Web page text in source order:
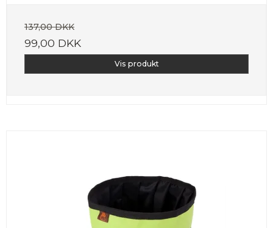
137,00 DKK
99,00 DKK
Vis produkt